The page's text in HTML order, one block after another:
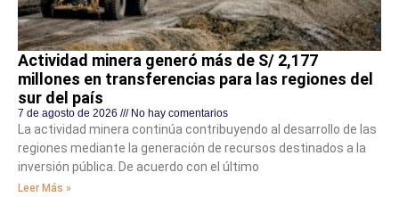
Actividad minera generó más de S/ 2,177
millones en transferencias para las regiones del
sur del país
7 de agosto de 2026 No hay comentarios
La actividad minera continúa contribuyendo al desarrollo de las
regiones mediante la generación de recursos destinados a la
inversión pública. De acuerdo con el último
Leer Más »